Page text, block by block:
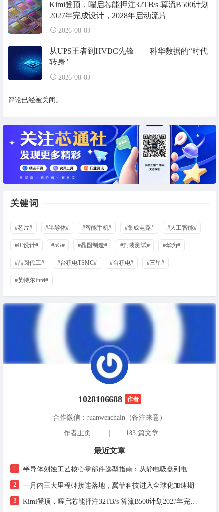
Kimi登顶，曜启芯能押注32TB/s 算流B500计划
2027年完成设计，2028年启动流片
2026-08-03
从UPS王者到HVDC先锋——科华数据的“时代
转身”
2026-08-03
评论已经被关闭。
关键词
#芯片# #半导体# #智能手机# #集成电路# #人工智能#
#IC设计# #5G# #晶圆制造# #封装测试# #华为#
#晶圆代工# #台积电TSMC# #台积电# #三星#
#英特尔Intel#
1028106688 作者
合作微信：ruanwenchain（备注来意）
作者主页 183 篇文章
最近文章
1
2 一月内三大里程碑接连落地，翼菲科技进入全球化加速期
3